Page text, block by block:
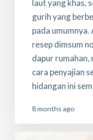
laut yang khas,
gurih yang
pada umumnya.
resep dimsum
dapur rumahan,
cara penyajian
hidangan ini
8 months ago